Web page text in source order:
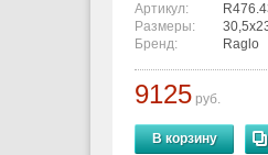
Артикул:
Размеры:
Бренд:
Raglo
9125 руб.
В корзину